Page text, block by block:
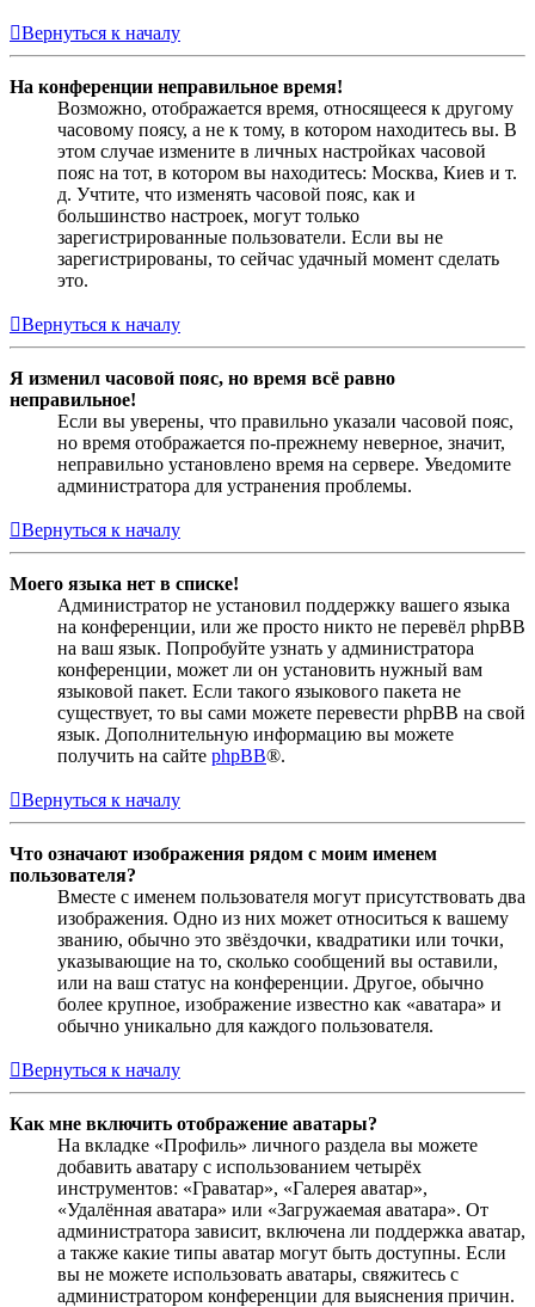
Вернуться к началу
На конференции неправильное время!
Возможно, отображается время, относящееся к другому
часовому поясу, а не к тому, в котором находитесь вы. В
этом случае измените в личных настройках часовой
пояс на тот, в котором вы находитесь: Москва, Киев и т.
д. Учтите, что изменять часовой пояс, как и
большинство настроек, могут только
зарегистрированные пользователи. Если вы не
зарегистрированы, то сейчас удачный момент сделать
это.
Вернуться к началу
Я изменил часовой пояс, но время всё равно
неправильное!
Если вы уверены, что правильно указали часовой пояс,
но время отображается по-прежнему неверное, значит,
неправильно установлено время на сервере. Уведомите
администратора для устранения проблемы.
Вернуться к началу
Моего языка нет в списке!
Администратор не установил поддержку вашего языка
на конференции, или же просто никто не перевёл phpBB
на ваш язык. Попробуйте узнать у администратора
конференции, может ли он установить нужный вам
языковой пакет. Если такого языкового пакета не
существует, то вы сами можете перевести phpBB на свой
язык. Дополнительную информацию вы можете
получить на сайте phpBB®.
Вернуться к началу
Что означают изображения рядом с моим именем
пользователя?
Вместе с именем пользователя могут присутствовать два
изображения. Одно из них может относиться к вашему
званию, обычно это звёздочки, квадратики или точки,
указывающие на то, сколько сообщений вы оставили,
или на ваш статус на конференции. Другое, обычно
более крупное, изображение известно как «аватара» и
обычно уникально для каждого пользователя.
Вернуться к началу
Как мне включить отображение аватары?
На вкладке «Профиль» личного раздела вы можете
добавить аватару с использованием четырёх
инструментов: «Граватар», «Галерея аватар»,
«Удалённая аватара» или «Загружаемая аватара». От
администратора зависит, включена ли поддержка аватар,
а также какие типы аватар могут быть доступны. Если
вы не можете использовать аватары, свяжитесь с
администратором конференции для выяснения причин.